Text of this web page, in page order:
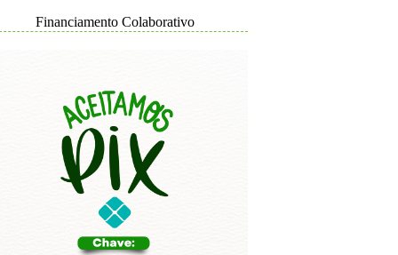
Financiamento Colaborativo